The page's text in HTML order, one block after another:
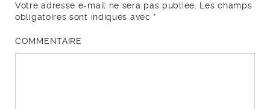
Votre adresse e-mail ne sera pas publiée. Les champs
obligatoires sont indiqués avec *
COMMENTAIRE